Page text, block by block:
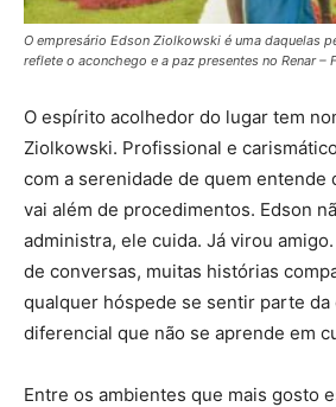
O empresário Edson Ziolkowski é uma daquelas
reflete o aconchego e a paz presentes no Renar –
O espírito acolhedor do lugar tem
Ziolkowski. Profissional e
com a serenidade de quem entende
vai além de procedimentos. Edson
administra, ele cuida. Já virou
de conversas, muitas histórias
qualquer hóspede se sentir parte da
diferencial que não se aprende em
Entre os ambientes que mais gosto